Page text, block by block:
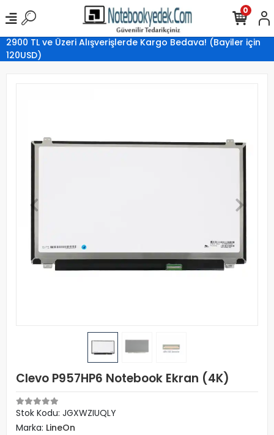
2900 TL ve Üzeri Alışverişlerde Kargo Bedava! (Bayiler için
120USD)
0
Clevo P957HP6 Notebook Ekran (4K)
Stok Kodu: JGXWZIUQLY
Marka: LineOn